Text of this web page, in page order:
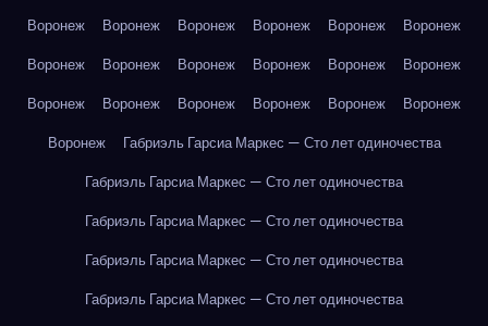
Воронеж
Воронеж Воронеж Воронеж Воронеж
Воронеж
Воронеж
Воронеж Воронеж Воронеж Воронеж
Воронеж
Воронеж
Воронеж Воронеж Воронеж Воронеж
Воронеж
Воронеж
Габриэль Гарсиа Маркес — Сто лет одиночества
Габриэль Гарсиа Маркес — Сто лет одиночества
Габриэль Гарсиа Маркес — Сто лет одиночества
Габриэль Гарсиа Маркес — Сто лет одиночества
Габриэль Гарсиа Маркес — Сто лет одиночества